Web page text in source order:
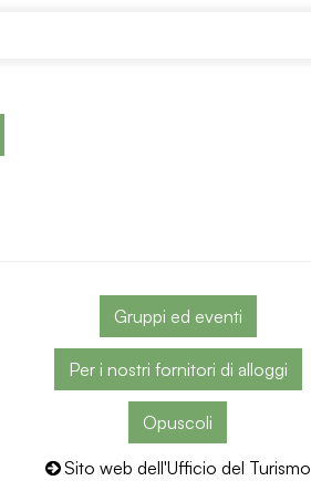
Gruppi ed eventi
Per i nostri fornitori di alloggi
Opuscoli
Sito web dell'Ufficio del Turismo